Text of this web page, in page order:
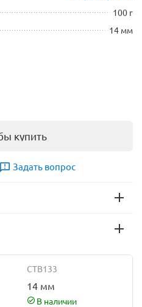
100 г
14 мм
купить
Задать вопрос
CTB133
14 мм
В наличии